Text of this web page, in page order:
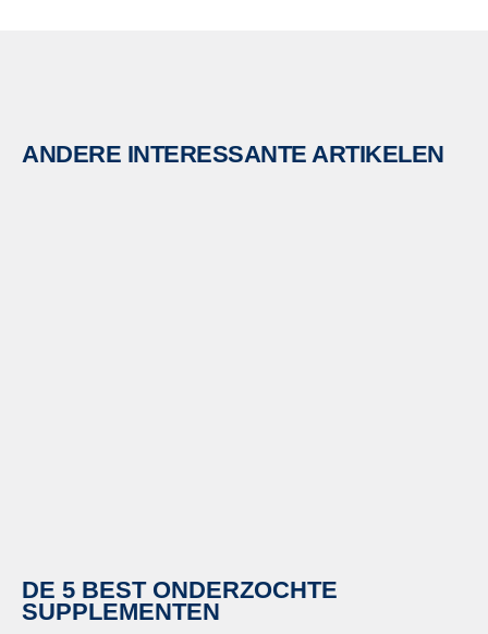
ANDERE INTERESSANTE ARTIKELEN
DE 5 BEST ONDERZOCHTE
SUPPLEMENTEN